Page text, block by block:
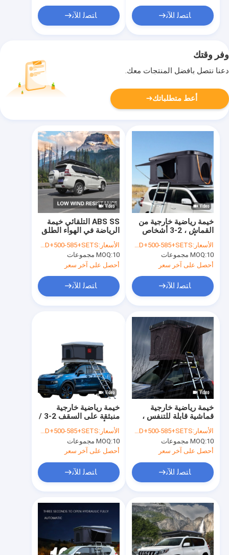
منتجات
معلومات عنا
ﺎﺘﺼﻟ ﺍﻶﻧ ﺎﺘﺼﻟ ﺍﻶﻧ
وفر وقتك
دعنا نتصل بأفضل المنتجات معك.
أعط متطلباتك
ABS SS التلقائي خيمة
الرياضة في الهواء الطلق
مقطورة هارد شل سقف
أعلى
الأسعار:USD+500-585+SETS
MOQ:10 مجموعات
أحصل على آخر سعر
ﺎﺘﺼﻟ ﺍﻶﻧ
خيمة رياضية خارجية من
القماش ، 2-3 أشخاص
خيمة أوتوماتيكية على
السطح
الأسعار:USD+500-585+SETS
MOQ:10 مجموعات
أحصل على آخر سعر
ﺎﺘﺼﻟ ﺍﻶﻧ
خيمة رياضية خارجية
منبثقة على السقف 2-3 /
3-4 أشخاص
الأسعار:USD+500-585+SETS
MOQ:10 مجموعات
أحصل على آخر سعر
ﺎﺘﺼﻟ ﺍﻶﻧ
خيمة رياضية خارجية
قماشية قابلة للتنفس ،
سرير سقف للسفر في
الهواء الطلق قشرة صلبة
لسقف السيارة
الأسعار:USD+500-585+SETS
MOQ:10 مجموعات
أحصل على آخر سعر
ﺎﺘﺼﻟ ﺍﻶﻧ